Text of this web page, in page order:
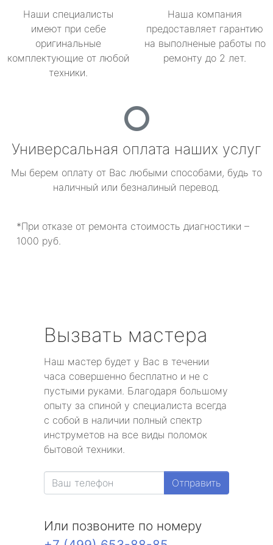
Наши специалисты
имеют при себе
оригинальные
комплектующие от любой
техники.
Наша компания
предоставляет гарантию
на выполненые работы по
ремонту до 2 лет.
Универсальная оплата наших услуг
Мы берем оплату от Вас любыми способами, будь то
наличный или безналиный перевод.
*При отказе от ремонта стоимость диагностики –
1000 руб.
Вызвать мастера
Наш мастер будет у Вас в течении
часа совершенно бесплатно и не с
пустыми руками. Благодаря большому
опыту за спиной у специалиста всегда
с собой в наличии полный спектр
инструметов на все виды поломок
бытовой техники.
Отправить
Или позвоните по номеру